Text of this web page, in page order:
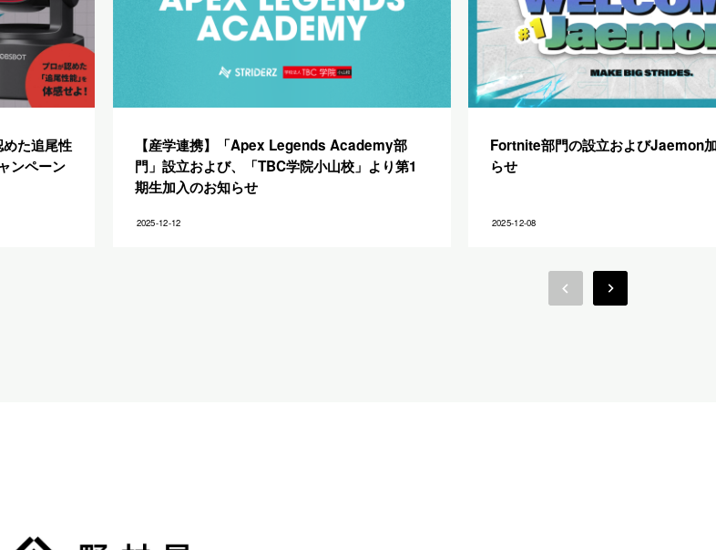
めた追尾性
ンペーン
【産学連携】「Apex Legends Academy部
門」設立および、「TBC学院小山校」より第1
期生加入のお知らせ
2025-12-12
Fortnite部門の設立およびJaemon
らせ
2025-12-08